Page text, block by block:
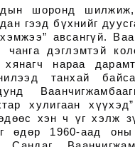
шоронд
гээд бүхнийг
авсангүй.
дэглэмтэй
хянагч нараа
танхай
хулигаан
хэн ч үг хэлж
өдөр 1960-аад оны